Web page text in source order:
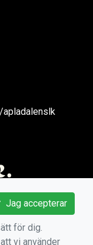
Jag accepterar
för dig.
vi använder